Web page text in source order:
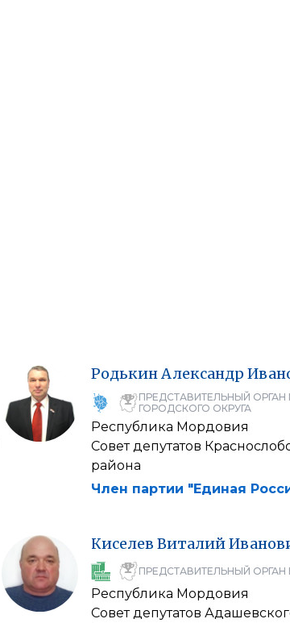
РодькинАлександр
ПРЕДСТАВИТЕЛЬНЫЙ
ГОРОДСКОГО ОКРУГА
Республика Мордовия
Совет депутатов
района
Член партии "Единая
Киселев Виталий
ПРЕДСТАВИТЕЛЬНЫЙ
Республика Мордовия
Совет депутатов